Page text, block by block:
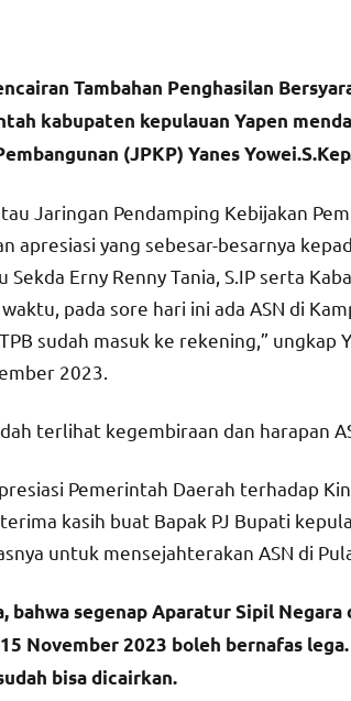
Tambahan Penghasilan
kabupaten kepulauan Yapen
(JPKP) Yanes
Jaringan Pendamping Kebijakan
apresiasi yang sebesar-besarnya
Sekda Erny Renny Tania, S.IP serta
pada sore hari ini ada ASN di
sudah masuk ke rekening,” ungkap
2023.
terlihat kegembiraan dan harapan
Pemerintah Daerah terhadap
kasih buat Bapak PJ Bupati
untuk mensejahterakan ASN di
bahwa segenap Aparatur Sipil
November 2023 boleh bernafas
bisa dicairkan.